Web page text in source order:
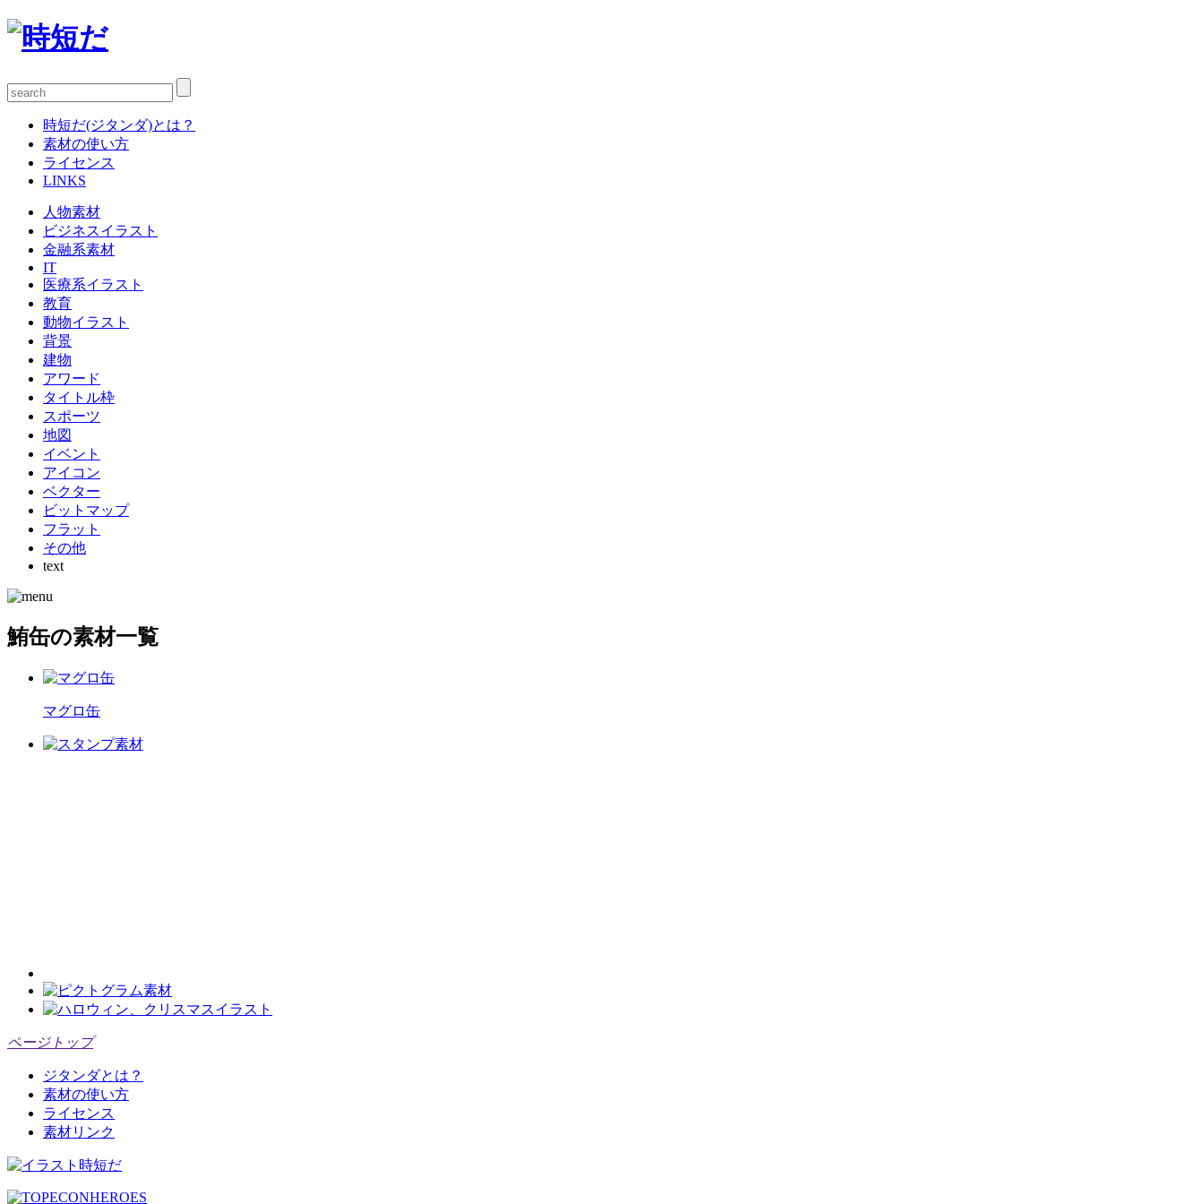
時短だ(ジタンダ)とは？
素材の使い方
ライセンス
LINKS
人物素材
ビジネスイラスト
金融系素材
IT
医療系イラスト
教育
動物イラスト
背景
建物
アワード
タイトル枠
スポーツ
地図
イベント
アイコン
ベクター
ビットマップ
フラット
その他
text
鮪缶の素材一覧
マグロ缶
ページトップ
ジタンダとは？
素材の使い方
ライセンス
素材リンク